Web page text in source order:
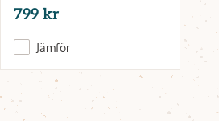
799 kr
Jämför